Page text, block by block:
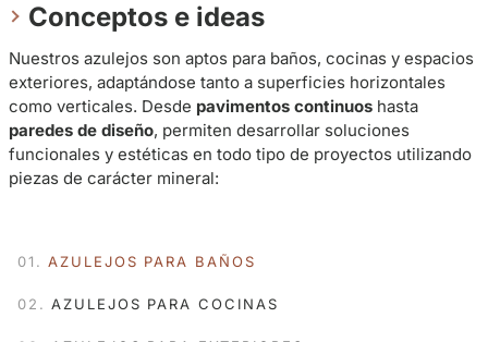
Conceptos e ideas
Nuestros azulejos son aptos para baños, cocinas y espacios
exteriores, adaptándose tanto a superficies horizontales
como verticales. Desde pavimentos continuos hasta
paredes de diseño, permiten desarrollar soluciones
funcionales y estéticas en todo tipo de proyectos utilizando
piezas de carácter mineral:
AZULEJOS PARA BAÑOS
AZULEJOS PARA COCINAS